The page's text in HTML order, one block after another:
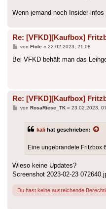
Wenn jemand noch Insider-
Re: [VFKD][Kaufbox]
Beitrag
von Flole» 22.02.2023, 21:08
Bei VFKD behält man das
Re: [VFKD][Kaufbox]
Beitrag
von RosaRiese_TK» 23.02.2023,
kali hat geschrieben:
Eine ungebrandete Fritzbox
Wieso keine Updates?
Screenshot 2023-02-23
Du hast keine ausreichende